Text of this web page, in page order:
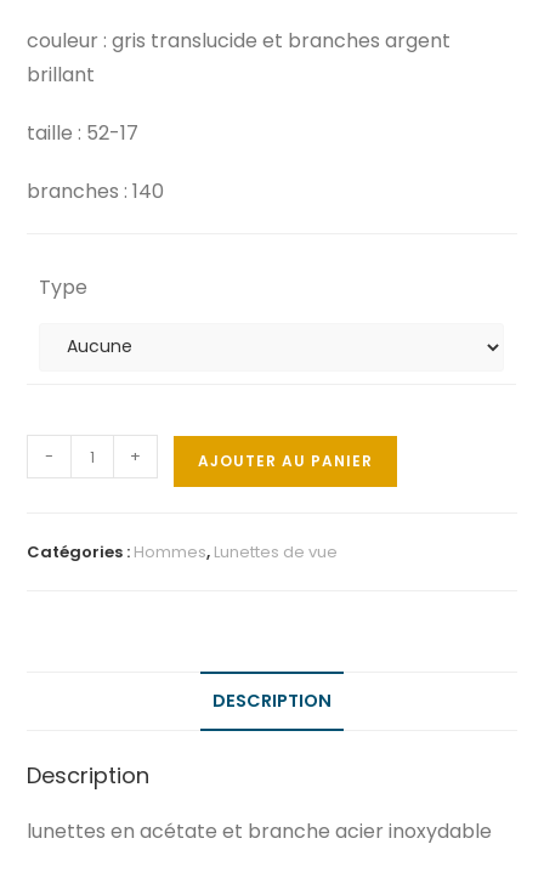
couleur : gris translucide et branches argent
brillant
taille : 52-17
branches : 140
Type
- + AJOUTER AU PANIER
Catégories : Hommes, Lunettes de vue
DESCRIPTION
Description
lunettes en acétate et branche acier inoxydable